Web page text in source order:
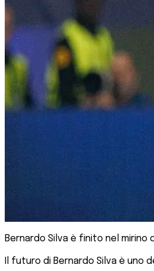
Bernardo Silva è finito nel
Il futuro di Bernardo Silva è